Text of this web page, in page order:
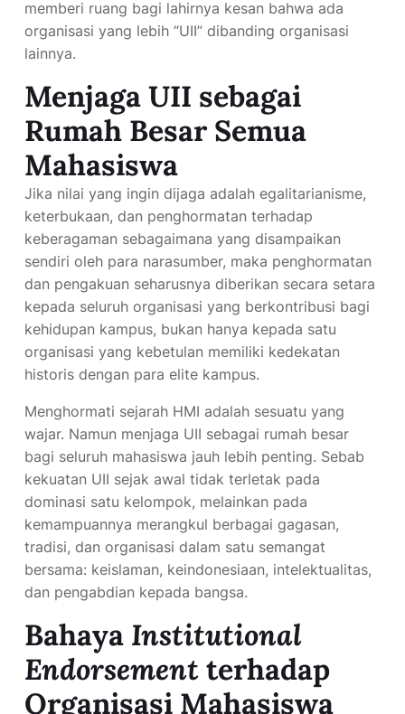
organisasi yang lebih “UII” dibanding organisasi
lainnya.
Menjaga UII sebagai
Rumah Besar Semua
Mahasiswa
Jika nilai yang ingin dijaga adalah egalitarianisme,
keterbukaan, dan penghormatan terhadap
keberagaman sebagaimana yang disampaikan
sendiri oleh para narasumber, maka penghormatan
dan pengakuan seharusnya diberikan secara setara
kepada seluruh organisasi yang berkontribusi bagi
kehidupan kampus, bukan hanya kepada satu
organisasi yang kebetulan memiliki kedekatan
historis dengan para elite kampus.
wajar. Namun menjaga UII sebagai rumah besar
bagi seluruh mahasiswa jauh lebih penting. Sebab
kekuatan UII sejak awal tidak terletak pada
dominasi satu kelompok, melainkan pada
kemampuannya merangkul berbagai gagasan,
tradisi, dan organisasi dalam satu semangat
bersama: keislaman, keindonesiaan, intelektualitas,
dan pengabdian kepada bangsa.
Bahaya Institutional
Endorsementterhadap
Organisasi Mahasiswa